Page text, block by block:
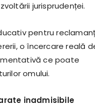
jurisprudenței.
pentru
o încercare reală
ce poate
omului.
inadmisibile